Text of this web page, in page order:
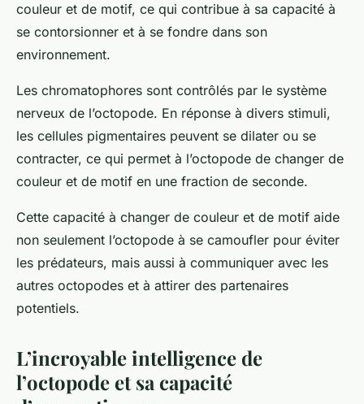
couleur et de motif, ce qui contribue à sa capacité à
se contorsionner et à se fondre dans son
environnement.
Les chromatophores sont contrôlés par le système
nerveux de l’octopode. En réponse à divers stimuli,
les cellules pigmentaires peuvent se dilater ou se
contracter, ce qui permet à l’octopode de changer de
couleur et de motif en une fraction de seconde.
Cette capacité à changer de couleur et de motif aide
non seulement l’octopode à se camoufler pour éviter
les prédateurs, mais aussi à communiquer avec les
autres octopodes et à attirer des partenaires
potentiels.
L’incroyable intelligence de
l’octopode et sa capacité